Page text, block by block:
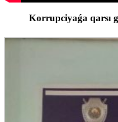
Korrupciyaǵa qarsı